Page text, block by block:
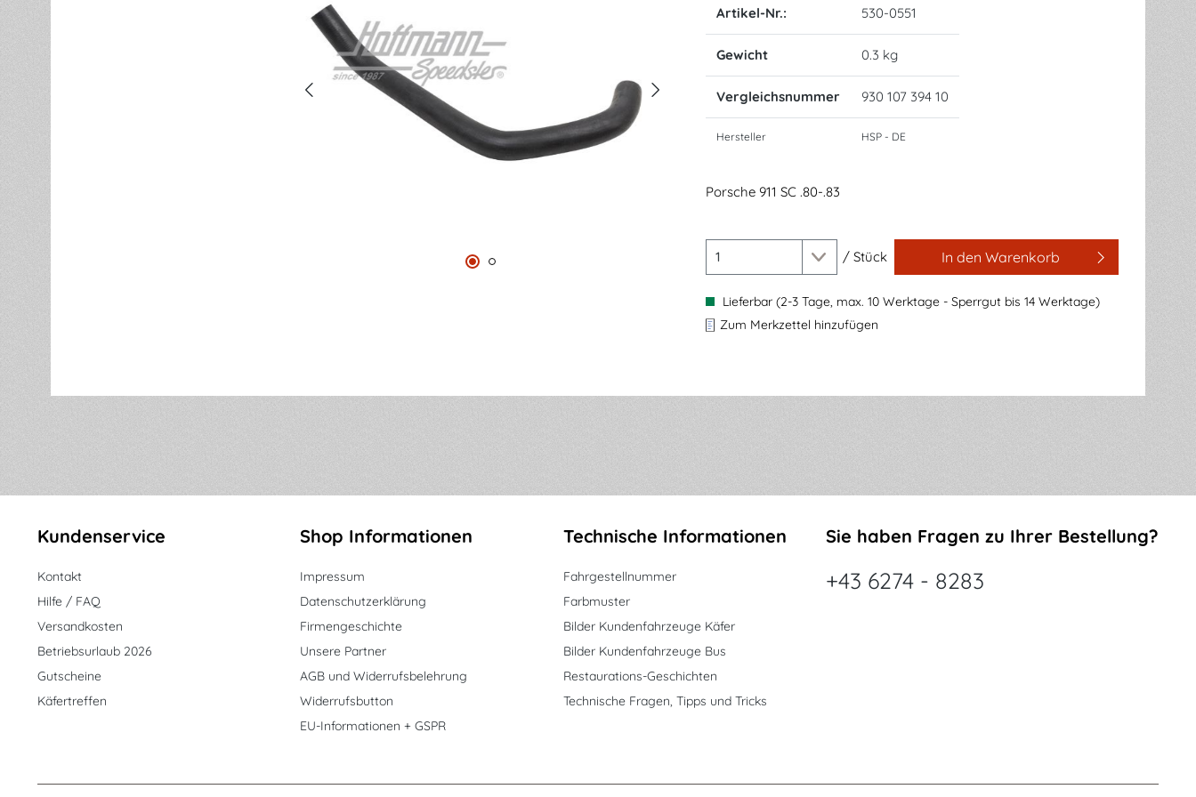
Artikel-Nr.: 530-0551
Gewicht 0.3 kg
Vergleichsnummer 930 107 394 10
Hersteller HSP - DE
Porsche 911 SC .80-.83
/ Stück In den Warenkorb
Lieferbar (2-3 Tage, max. 10 Werktage - Sperrgut bis 14 Werktage)
Zum Merkzettel hinzufügen
Kundenservice
Kontakt
Hilfe / FAQ
Versandkosten
Betriebsurlaub 2026
Gutscheine
Käfertreffen
Shop Informationen
Impressum
Datenschutzerklärung
Firmengeschichte
Unsere Partner
AGB und Widerrufsbelehrung
Widerrufsbutton
EU-Informationen + GSPR
Technische Informationen
Fahrgestellnummer
Farbmuster
Bilder Kundenfahrzeuge Käfer
Bilder Kundenfahrzeuge Bus
Restaurations-Geschichten
Technische Fragen, Tipps und Tricks
Sie haben Fragen zu Ihrer Bestellung?
+43 6274 - 8283